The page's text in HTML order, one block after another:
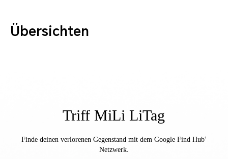
Übersichten
Triff MiLi LiTag
Finde deinen verlorenen Gegenstand mit dem Google Find Hub4
Netzwerk.